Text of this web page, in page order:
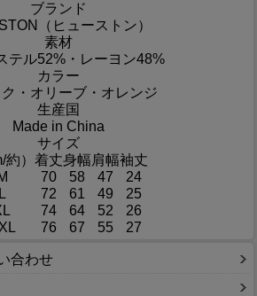
ブランド
（ヒューストン）
素材
テル52%・レーヨン48%
カラー
・オリーブ・オレンジ
生産国
Made in China
サイズ
約） 着丈身幅肩幅袖丈
70 58 47
24
L
72 61 49
25
74 64 52
26
76 67 55 27
合わせ